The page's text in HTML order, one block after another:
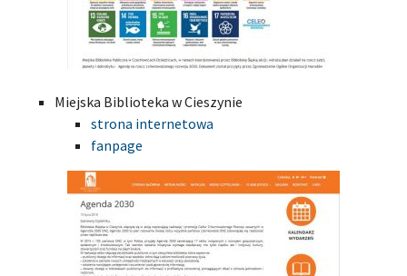
Miejska Biblioteka w Cieszynie
strona internetowa
fanpage